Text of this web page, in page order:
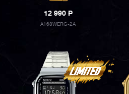
12 990P
A168WERG-2A